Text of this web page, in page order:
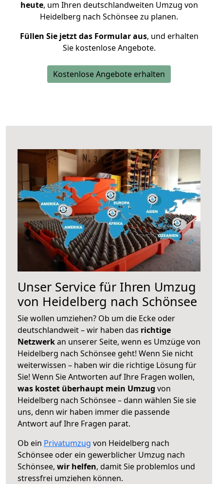
heute, um Ihren deutschlandweiten Umzug von
Heidelberg nach Schönsee zu planen.
Füllen Sie jetzt das Formular aus, und erhalten
Sie kostenlose Angebote.
Kostenlose Angebote erhalten
Unser Service für Ihren Umzug
von Heidelberg nach Schönsee
Sie wollen umziehen? Ob um die Ecke oder
deutschlandweit – wir haben das richtige
Netzwerkan unserer Seite, wenn es Umzüge von
Heidelberg nach Schönsee geht! Wenn Sie nicht
weiterwissen – haben wir die richtige Lösung für
Sie! Wenn Sie Antworten auf Ihre Fragen wollen,
was kostet überhaupt mein Umzug von
Heidelberg nach Schönsee – dann wählen Sie sie
uns, denn wir haben immer die passende
Antwort auf Ihre Fragen parat.
Ob ein Privatumzug von Heidelberg nach
Schönsee oder ein gewerblicher Umzug nach
Schönsee, wir helfen, damit Sie problemlos und
stressfrei umziehen können.